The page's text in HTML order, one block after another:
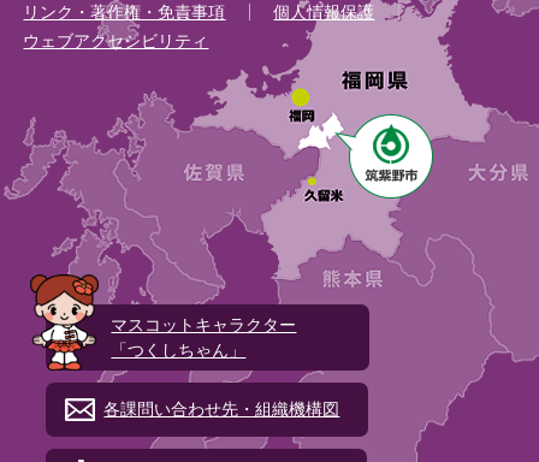
リンク・著作権・免責事項
個人情報保護
ウェブアクセシビリティ
マスコットキャラクター
「つくしちゃん」
各課問い合わせ先・組織機構図